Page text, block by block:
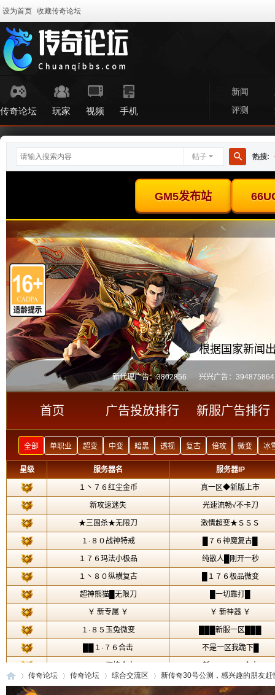
设为首页 收藏传奇论坛
传奇论坛 玩家 视频 手机
新闻
评测
帖子
搜
热搜:
传奇论坛 传奇论坛 综合交流区 新传奇30号公测，感兴趣的朋友赶